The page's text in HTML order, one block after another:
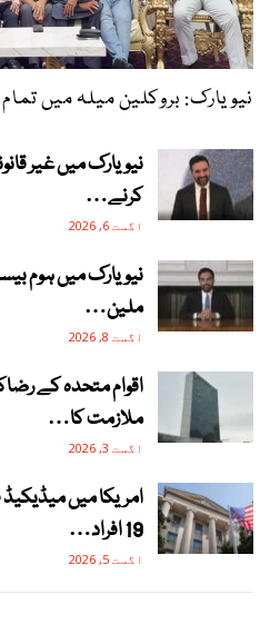
نیویارک: بروکلین میلہ میں
نیویارک میں غیر
کرنے…
اگست 6, 2026
ملین…
اگست 8, 2026
اقوام متحدہ کے
ملازمت کا…
اگست 3, 2026
امریکا میں
19 افراد…
اگست 5, 2026